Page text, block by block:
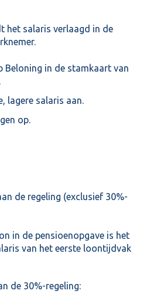
het salaris verlaagd in de
Beloning in de stamkaart van
lagere salaris aan.
op.
de regeling (exclusief 30%-
in de pensioenopgave is het
van het eerste loontijdvak
de 30%-regeling: